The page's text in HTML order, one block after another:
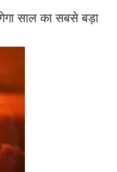
साल का सबसे बड़ा